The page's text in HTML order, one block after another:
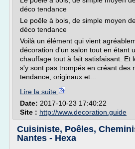
déco tendance
Le poêle à bois, de simple moyen
déco tendance
Voilà un élément qui vient
décoration d'un salon tout en étant
chauffage tout à fait satisfaisant. Et
s'y sont pas trompés en créant des
tendance, originaux et...
Lire la suite
Date: 2017-10-23 17:40:22
Site : http://www.decoration.guide
Cuisiniste, Poêles,
Nantes - Hexa